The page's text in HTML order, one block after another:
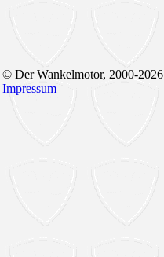
© Der Wankelmotor, 2000-2026
Impressum